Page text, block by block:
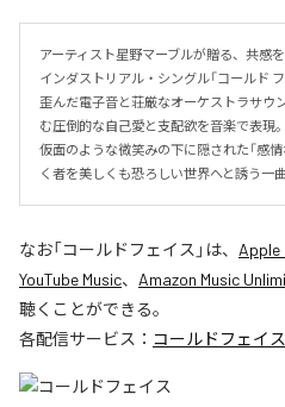
アーティスト星野マーブルが贈る、共感
インダストリアル・シングル「コールド フ
歪んだ電子音と荘厳なオーケストラサウ
む圧倒的な自己愛と支配欲を音楽で表現。
仮面のような微笑みの下に隠された「感
く者を美しくも恐ろしい世界へと誘う一曲
なお「コールドフェイス 」は、 Apple
YouTube Music、 Amazon Music
聴くことができる。
各配信サービス： コールドフェイス